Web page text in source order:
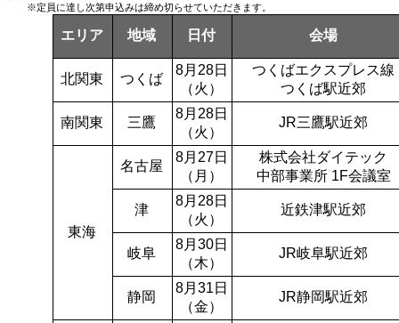
※定員に達し次第申込みは締め切らせていただきます。
エリア 地域 日付 会場
北関東 つくば
8月28日
（火）
つくばエクスプレス線
つくば駅近郊
南関東 三鷹
8月28日
（火）
JR三鷹駅近郊
東海
名古屋
8月27日
（月）
株式会社ダイテック
中部事業所 1F会議室
津
8月28日
（火）
近鉄津駅近郊
岐阜
8月30日
（木）
JR岐阜駅近郊
静岡
8月31日
（金）
JR静岡駅近郊